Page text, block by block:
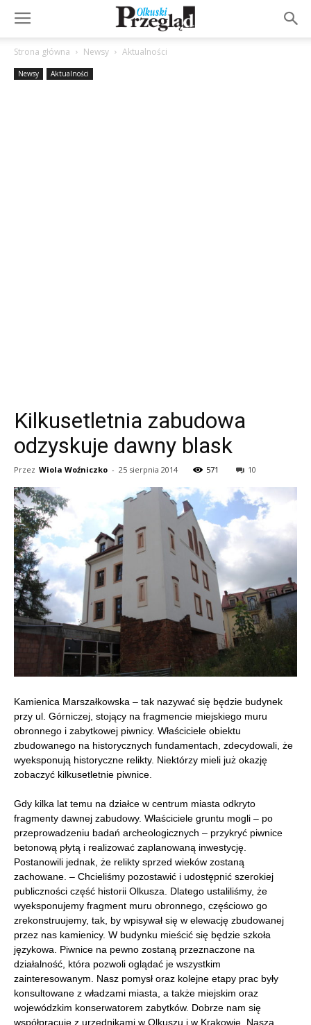
Strona główna Newsy Aktualności
Newsy Aktualności
Kilkusetletnia zabudowa
odzyskuje dawny blask
Przez Wiola Woźniczko - 25 sierpnia 2014 571 10
Kamienica Marszałkowska – tak nazywać się będzie budynek
przy ul. Górniczej, stojący na fragmencie miejskiego muru
obronnego i zabytkowej piwnicy. Właściciele obiektu
zbudowanego na historycznych fundamentach, zdecydowali, że
wyeksponują historyczne relikty. Niektórzy mieli już okazję
zobaczyć kilkusetletnie piwnice.
Gdy kilka lat temu na działce w centrum miasta odkryto
fragmenty dawnej zabudowy. Właściciele gruntu mogli – po
przeprowadzeniu badań archeologicznych – przykryć piwnice
betonową płytą i realizować zaplanowaną inwestycję.
Postanowili jednak, że relikty sprzed wieków zostaną
zachowane. – Chcieliśmy pozostawić i udostępnić szerokiej
publiczności część historii Olkusza. Dlatego ustaliliśmy, że
wyeksponujemy fragment muru obronnego, częściowo go
zrekonstruujemy, tak, by wpisywał się w elewację zbudowanej
przez nas kamienicy. W budynku mieścić się będzie szkoła
językowa. Piwnice na pewno zostaną przeznaczone na
działalność, która pozwoli oglądać je wszystkim
zainteresowanym. Nasz pomysł oraz kolejne etapy prac były
konsultowane z władzami miasta, a także miejskim oraz
wojewódzkim konserwatorem zabytków. Dobrze nam się
współpracuje z urzędnikami w Olkuszu i w Krakowie. Nasza